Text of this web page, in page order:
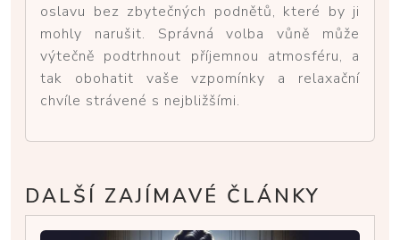
oslavu bez zbytečných podnětů, které by ji
mohly narušit. Správná volba vůně může
výtečně podtrhnout příjemnou atmosféru, a
tak obohatit vaše vzpomínky a relaxační
chvíle strávené s nejbližšími.
DALŠÍ ZAJÍMAVÉ ČLÁNKY